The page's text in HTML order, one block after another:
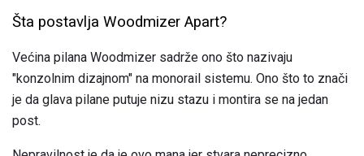
Šta postavlja Woodmizer Apart?
Većina pilana Woodmizer sadrže ono što nazivaju
"konzolnim dizajnom" na monorail sistemu. Ono što to znači
je da glava pilane putuje nizu stazu i montira se na jedan
post.